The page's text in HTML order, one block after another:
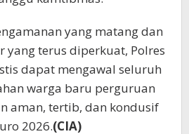
yang matang dan
yang terus diperkuat, Polres
dapat mengawal seluruh
warga baru perguruan
aman, tertib, dan kondusif
2026.(CIA)